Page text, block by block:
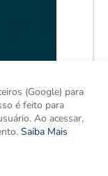
(Google) para
é feito para
Ao acessar,
Saiba Mais